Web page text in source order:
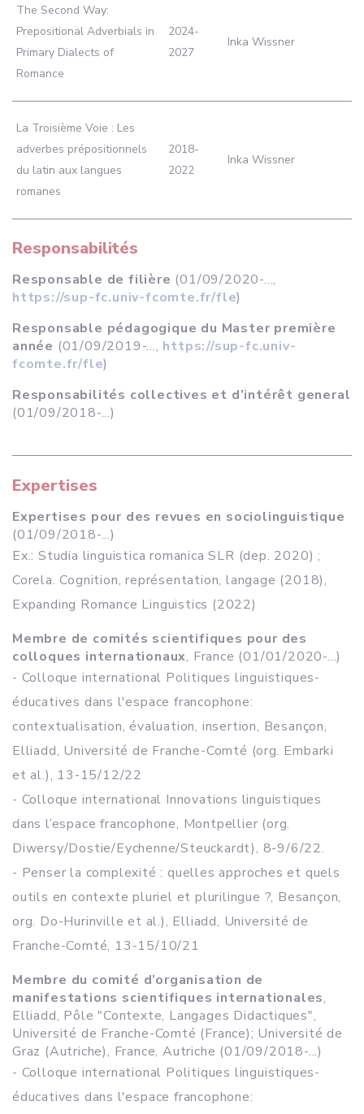
The Second Way:
Prepositional Adverbials in
Primary Dialects of
Romance
2024-
2027
Inka Wissner
La Troisième Voie : Les
adverbes prépositionnels
du latin aux langues
romanes
2018-
2022
Inka Wissner
Responsabilités
Responsable de filière (01/09/2020-...,
https://sup-fc.univ-fcomte.fr/fle)
Responsable pédagogique du Master première
année (01/09/2019-..., https://sup-fc.univ-
fcomte.fr/fle)
Responsabilités collectives et d’intérêt general
(01/09/2018-...)
Expertises
Expertises pour des revues en sociolinguistique
(01/09/2018-...)
Ex.: Studia linguistica romanica SLR (dep. 2020) ;
Corela. Cognition, représentation, langage (2018),
Expanding Romance Linguistics (2022)
Membre de comités scientifiques pour des
colloques internationaux, France (01/01/2020-...)
- Colloque international Politiques linguistiques-
éducatives dans l'espace francophone:
contextualisation, évaluation, insertion, Besançon,
Elliadd, Université de Franche-Comté (org. Embarki
et al.), 13-15/12/22
- Colloque international Innovations linguistiques
dans l’espace francophone, Montpellier (org.
Diwersy/Dostie/Eychenne/Steuckardt), 8-9/6/22.
- Penser la complexité : quelles approches et quels
outils en contexte pluriel et plurilingue ?, Besançon,
org. Do-Hurinville et al.), Elliadd, Université de
Franche-Comté, 13-15/10/21
Membre du comité d’organisation de
manifestations scientifiques internationales,
Elliadd, Pôle "Contexte, Langages Didactiques",
Université de Franche-Comté (France); Université de
Graz (Autriche), France, Autriche (01/09/2018-...)
- Colloque international Politiques linguistiques-
éducatives dans l'espace francophone: